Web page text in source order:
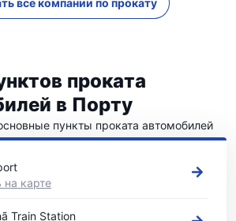
все компании по прокату
проката
в Порту
пункты проката автомобилей
на карте
Train Station